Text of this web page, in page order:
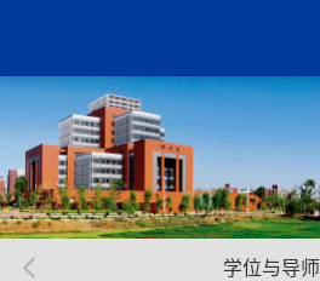
学位与导师